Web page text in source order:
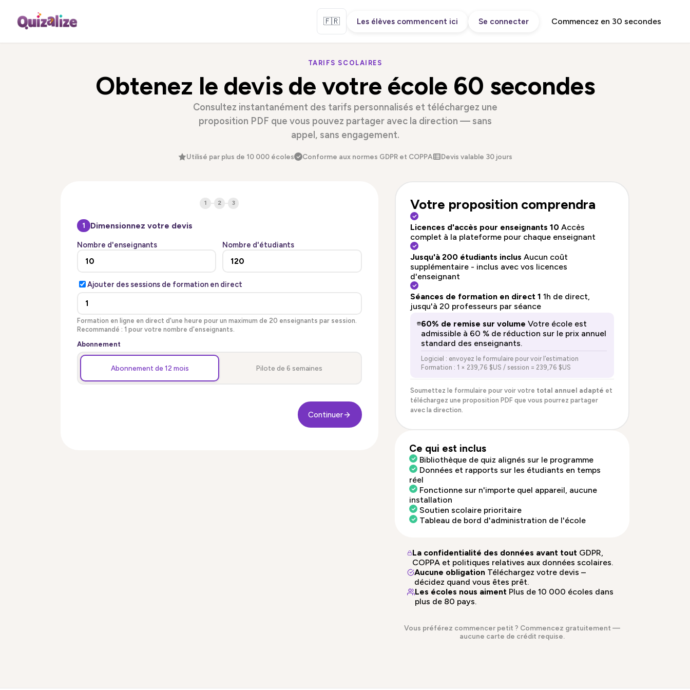
🇫🇷 Les élèves commencent ici Se connecter Commencez en 30 secondes
TARIFS SCOLAIRES
Obtenez le devis de votre école 60 secondes
Consultez instantanément des tarifs personnalisés et téléchargez une
proposition PDF que vous pouvez partager avec la direction — sans
appel, sans engagement.
Utilisé par plus de 10 000 écoles Conforme aux normes GDPR et COPPA Devis valable 30 jours
1 2 3
1 Dimensionnez votre devis
Nombre d'enseignants Nombre d'étudiants
Ajouter des sessions de formation en direct
Formation en ligne en direct d'une heure pour un maximum de 20 enseignants par session.
Recommandé : 1 pour votre nombre d'enseignants.
Abonnement
Abonnement de 12 mois Pilote de 6 semaines
Continuer
Votre proposition comprendra
Licences d'accès pour enseignants 10 Accès
complet à la plateforme pour chaque enseignant
Jusqu'à 200 étudiants inclus Aucun coût
supplémentaire - inclus avec vos licences
d'enseignant
Séances de formation en direct 1 1h de direct,
jusqu'à 20 professeurs par séance
60% de remise sur volume Votre école est
admissible à 60 % de réduction sur le prix annuel
standard des enseignants.
Logiciel : envoyez le formulaire pour voir l’estimation
Formation : 1 × 239,76 $US / session = 239,76 $US
Soumettez le formulaire pour voir votre total annuel adapté et
téléchargez une proposition PDF que vous pourrez partager
avec la direction.
Ce qui est inclus
Bibliothèque de quiz alignés sur le programme
Données et rapports sur les étudiants en temps
réel
Fonctionne sur n'importe quel appareil, aucune
installation
Soutien scolaire prioritaire
Tableau de bord d'administration de l'école
La confidentialité des données avant tout GDPR,
COPPA et politiques relatives aux données scolaires.
Aucune obligation Téléchargez votre devis –
décidez quand vous êtes prêt.
Les écoles nous aiment Plus de 10 000 écoles dans
plus de 80 pays.
Vous préférez commencer petit ? Commencez gratuitement —
aucune carte de crédit requise.